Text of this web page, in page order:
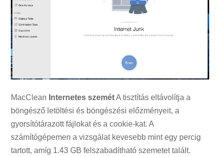
MacClean Internetes szemétA tisztítás eltávolítja a
böngésző letöltési és böngészési előzményeit, a
gyorsítótárazott fájlokat és a cookie-kat. A
számítógépemen a vizsgálat kevesebb mint egy percig
tartott, amíg 1.43 GB felszabadítható szemetet talált.